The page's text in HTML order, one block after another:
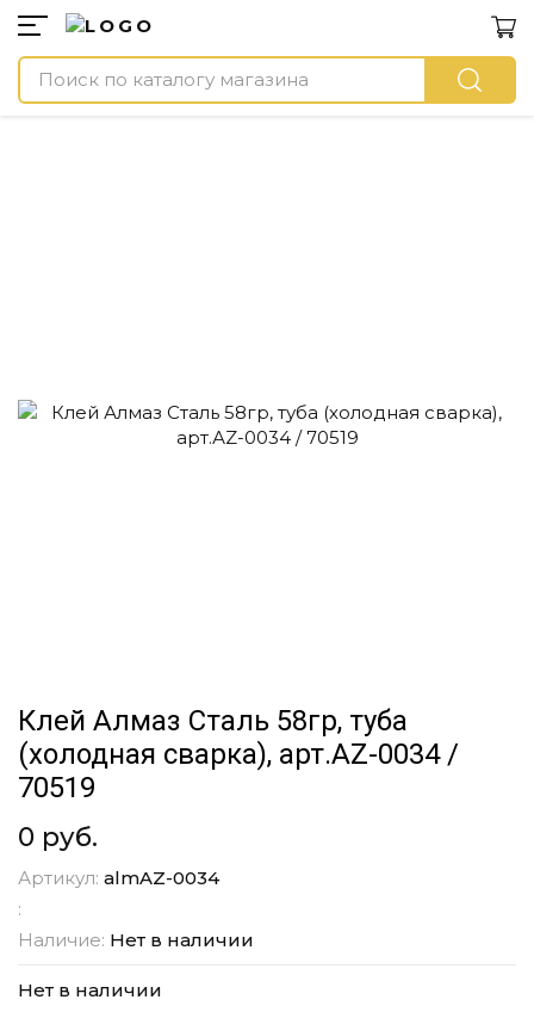
Клей Алмаз Сталь 58гр, туба
(холодная сварка), арт.АZ-0034 /
70519
0 руб.
Артикул: almAZ-0034
:
Наличие: Нет в наличии
Нет в наличии